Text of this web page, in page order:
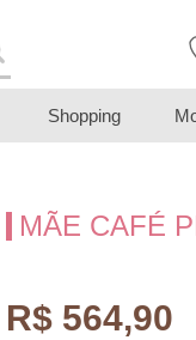
Shopping
MÃE CAFÉ
R$ 564,90